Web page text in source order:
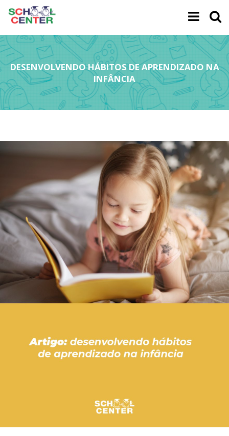
DESENVOLVENDO HÁBITOS DE APRENDIZADO NA
INFÂNCIA